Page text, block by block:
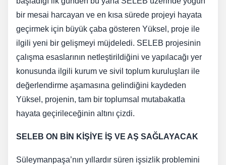
bir mesai harcayan ve en kısa sürede projeyi hayata
geçirmek için büyük çaba gösteren Yüksel, proje ile
ilgili yeni bir gelişmeyi müjdeledi. SELEB projesinin
çalışma esaslarının netleştirildiğini ve yapılacağı yer
konusunda ilgili kurum ve sivil toplum kuruluşları ile
değerlendirme aşamasına gelindiğini kaydeden
Yüksel, projenin, tam bir toplumsal mutabakatla
hayata geçirileceğinin altını çizdi.
SELEB ON BİN KİŞİYE İŞ VE AŞ SAĞLAYACAK
Süleymanpaşa’nın yıllardır süren işsizlik problemini